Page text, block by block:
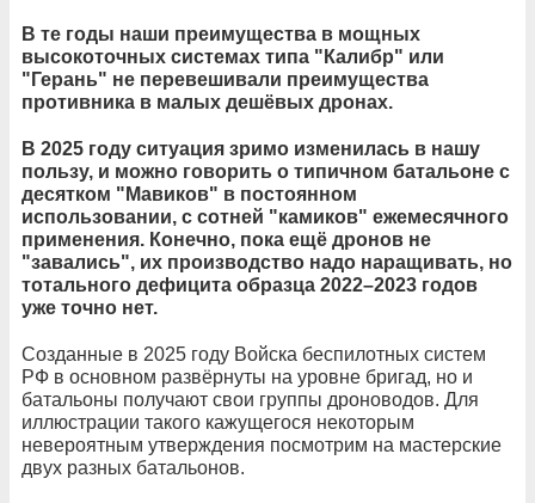
В те годы наши преимущества в мощных
высокоточных системах типа "Калибр" или
"Герань" не перевешивали преимущества
противника в малых дешёвых дронах.
В 2025 году ситуация зримо изменилась в нашу
пользу, и можно говорить о типичном батальоне с
десятком "Мавиков" в постоянном
использовании, с сотней "камиков" ежемесячного
применения. Конечно, пока ещё дронов не
"завались", их производство надо наращивать, но
тотального дефицита образца 2022–2023 годов
уже точно нет.
Созданные в 2025 году Войска беспилотных систем
РФ в основном развёрнуты на уровне бригад, но и
батальоны получают свои группы дроноводов. Для
иллюстрации такого кажущегося некоторым
невероятным утверждения посмотрим на мастерские
двух разных батальонов.